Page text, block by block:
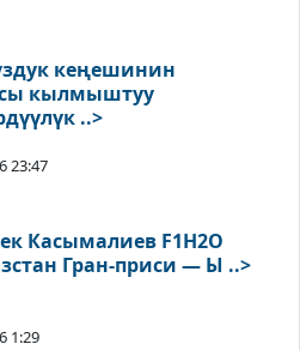
кеңешинин
кылмыштуу
..>
23:47
Касымалиев F1H2O
Гран-приси — Ы ..>
1:29